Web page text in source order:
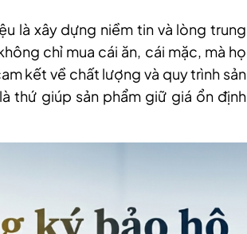
là xây dựng niềm tin và lòng trung
chỉ mua cái ăn, cái mặc, mà họ
kết về chất lượng và quy trình sản
thứ giúp sản phẩm giữ giá ổn định